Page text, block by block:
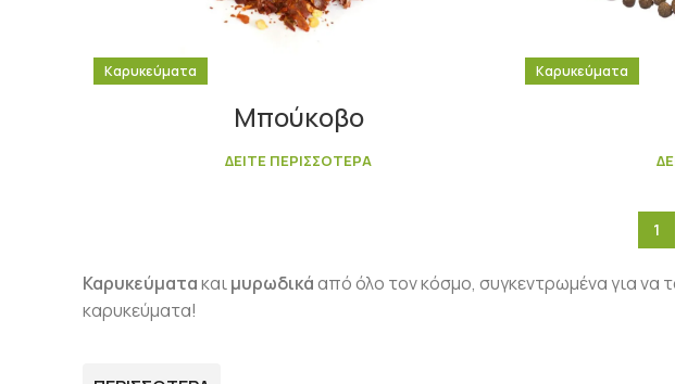
Καρυκεύματα
Μπούκοβο
ΔΕΙΤΕ ΠΕΡΙΣΣΟΤΕΡΑ
Καρυκεύματα
1
Καρυκεύματακαιμυρωδικάαπό όλο τον κόσμο, συγκεντρωμένα για
καρυκεύματα!